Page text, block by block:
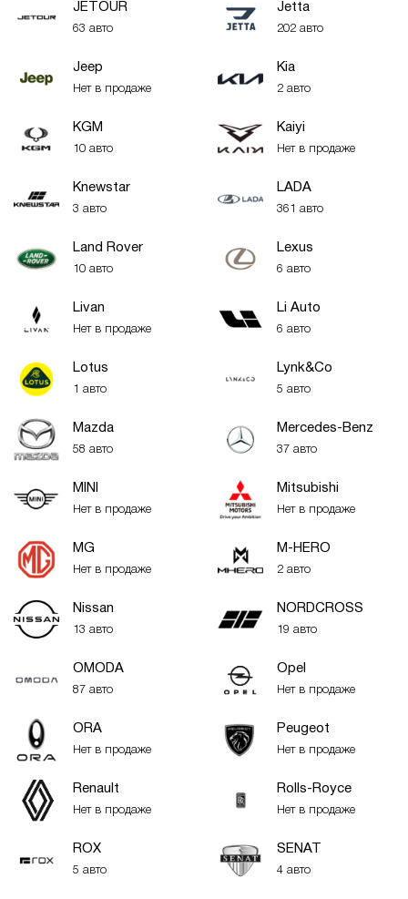
JETOUR
63 авто
Jetta
202 авто
Jeep
Нет в продаже
Kia
2 авто
KGM
10 авто
Kaiyi
Нет в продаже
Knewstar
3 авто
LADA
361 авто
Land Rover
10 авто
Lexus
6 авто
Livan
Нет в продаже
Li Auto
6 авто
Lotus
1 авто
Lynk&Co
5 авто
Mazda
58 авто
Mercedes-Benz
37 авто
MINI
Нет в продаже
Mitsubishi
Нет в продаже
MG
Нет в продаже
M-HERO
2 авто
Nissan
13 авто
NORDCROSS
19 авто
OMODA
87 авто
Opel
Нет в продаже
ORA
Нет в продаже
Peugeot
Нет в продаже
Renault
Нет в продаже
Rolls-Royce
Нет в продаже
ROX
5 авто
SENAT
4 авто